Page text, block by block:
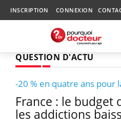
INSCRIPTION CONNEXION
QUESTION D'ACTU
-20 % en quatre ans pour
France : le budget
les addictions